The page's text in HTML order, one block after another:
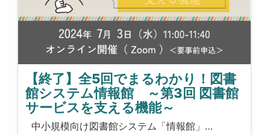
【終了】全5回でまるわかり！図書
館システム情報館 ～第3回 図書館
サービスを支える機能～
中小規模向け図書館システム「情報館」…